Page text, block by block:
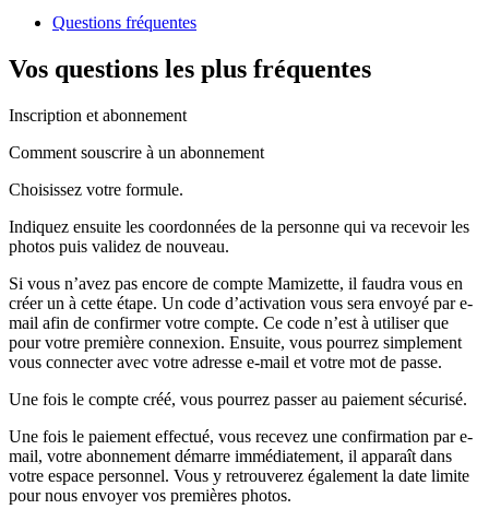
Questions fréquentes
Vos questions les plus fréquentes
Inscription et abonnement
Comment souscrire à un abonnement
Choisissez votre formule.
Indiquez ensuite les coordonnées de la personne qui va recevoir les
photos puis validez de nouveau.
Si vous n’avez pas encore de compte Mamizette, il faudra vous en
créer un à cette étape. Un code d’activation vous sera envoyé par e-
mail afin de confirmer votre compte. Ce code n’est à utiliser que
pour votre première connexion. Ensuite, vous pourrez simplement
vous connecter avec votre adresse e-mail et votre mot de passe.
Une fois le compte créé, vous pourrez passer au paiement sécurisé.
Une fois le paiement effectué, vous recevez une confirmation par e-
mail, votre abonnement démarre immédiatement, il apparaît dans
votre espace personnel. Vous y retrouverez également la date limite
pour nous envoyer vos premières photos.